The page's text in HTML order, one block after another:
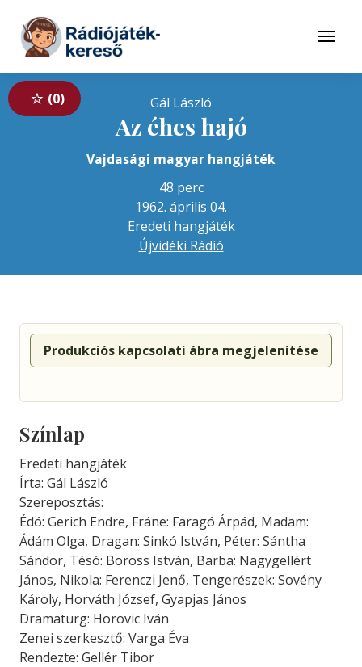
Tovább a tartalomhoz
Menü
0 Gál László
Az éhes hajó
Vajdasági magyar hangjáték
48 perc
1962. április 04.
Eredeti hangjáték
Újvidéki Rádió
Produkciós kapcsolati ábra megjelenítése
Színlap
Eredeti hangjáték
Írta: Gál László
Szereposztás:
Édó: Gerich Endre, Fráne: Faragó Árpád, Madam:
Ádám Olga, Dragan: Sinkó István, Péter: Sántha
Sándor, Tésó: Boross István, Barba: Nagygellért
János, Nikola: Ferenczi Jenő, Tengerészek: Sovény
Károly, Horváth József, Gyapjas János
Dramaturg: Horovic Iván
Zenei szerkesztő: Varga Éva
Rendezte: Gellér Tibor